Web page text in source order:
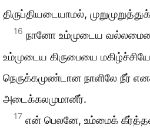
திருப்தியடையாமல்,
16 நானோ உம்முடைய
உம்முடைய கிருபையை
நெருக்கமுண்டான நாளிலே நீர்
அடைக்கலமுமானீர்.
17 என் பெலனே, உம்மைக்